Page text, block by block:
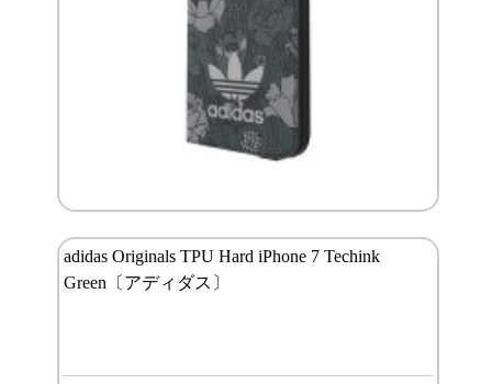
adidas Originals TPU Hard iPhone 7 Techink
Green〔アディダス〕